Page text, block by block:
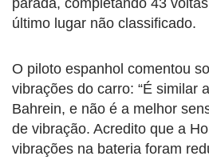
parada, completando 43
último lugar não classificado.
O piloto espanhol comentou
vibrações do carro: “É similar
Bahrein, e não é a melhor
de vibração. Acredito que a
vibrações na bateria foram